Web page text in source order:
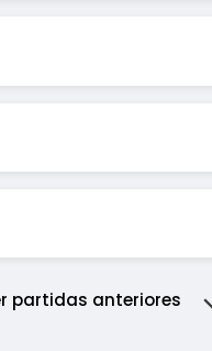
partidas anteriores